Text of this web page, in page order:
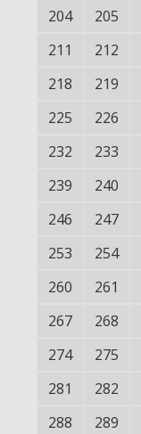
204
205
211
212
218
219
225
226
232
233
239
240
246
247
253
254
260
261
267
268
274
275
281
282
288
289